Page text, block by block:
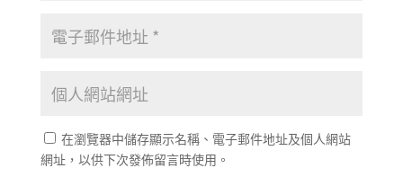
在瀏覽器中儲存顯示名稱、電子郵件地址及個人網站
網址，以供下次發佈留言時使用。